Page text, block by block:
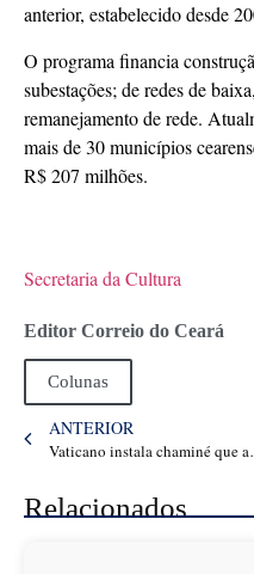
anterior, estabelecido desde
O programa financia
subestações; de redes de
remanejamento de rede.
mais de 30 municípios
R$ 207 milhões.
Secretaria da Cultura
Editor Correio do Ceará
Colunas
ANTERIOR
Vaticano
Relacionados